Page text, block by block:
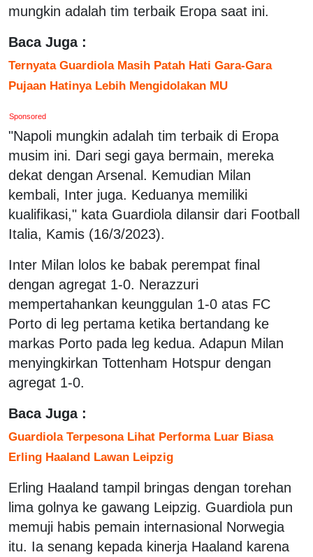
mungkin adalah tim terbaik Eropa saat ini.
Baca Juga :
Ternyata Guardiola Masih Patah Hati Gara-Gara
Pujaan Hatinya Lebih Mengidolakan MU
Sponsored
"Napoli mungkin adalah tim terbaik di Eropa
musim ini. Dari segi gaya bermain, mereka
dekat dengan Arsenal. Kemudian Milan
kembali, Inter juga. Keduanya memiliki
kualifikasi," kata Guardiola dilansir dari Football
Italia, Kamis (16/3/2023).
Inter Milan lolos ke babak perempat final
dengan agregat 1-0. Nerazzuri
mempertahankan keunggulan 1-0 atas FC
Porto di leg pertama ketika bertandang ke
markas Porto pada leg kedua. Adapun Milan
menyingkirkan Tottenham Hotspur dengan
agregat 1-0.
Baca Juga :
Guardiola Terpesona Lihat Performa Luar Biasa
Erling Haaland Lawan Leipzig
Erling Haaland tampil bringas dengan torehan
lima golnya ke gawang Leipzig. Guardiola pun
memuji habis pemain internasional Norwegia
itu. Ia senang kepada kinerja Haaland karena